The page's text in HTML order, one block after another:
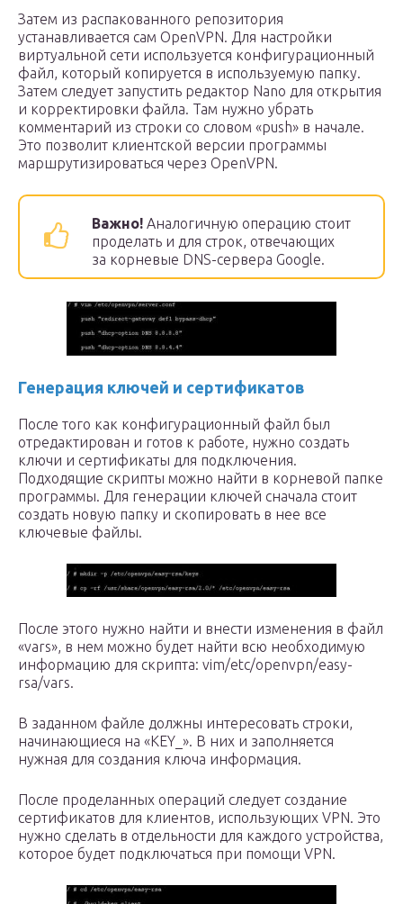
Затем из распакованного репозитория
устанавливается сам OpenVPN. Для настройки
виртуальной сети используется конфигурационный
файл, который копируется в используемую папку.
Затем следует запустить редактор Nano для открытия
и корректировки файла. Там нужно убрать
комментарий из строки со словом «push» в начале.
Это позволит клиентской версии программы
маршрутизироваться через OpenVPN.
Важно! Аналогичную операцию стоит
проделать и для строк, отвечающих
за корневые DNS-сервера Google.
Генерация ключей и сертификатов
После того как конфигурационный файл был
отредактирован и готов к работе, нужно создать
ключи и сертификаты для подключения.
Подходящие скрипты можно найти в корневой папке
программы. Для генерации ключей сначала стоит
создать новую папку и скопировать в нее все
ключевые файлы.
После этого нужно найти и внести изменения в файл
«vars», в нем можно будет найти всю необходимую
информацию для скрипта: vim/etc/openvpn/easy-
rsa/vars.
В заданном файле должны интересовать строки,
начинающиеся на «KEY_». В них и заполняется
нужная для создания ключа информация.
После проделанных операций следует создание
сертификатов для клиентов, использующих VPN. Это
нужно сделать в отдельности для каждого устройства,
которое будет подключаться при помощи VPN.